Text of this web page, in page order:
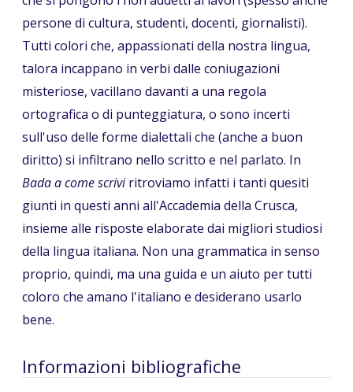
persone di cultura, studenti, docenti, giornalisti).
Tutti colori che, appassionati della nostra lingua,
talora incappano in verbi dalle coniugazioni
misteriose, vacillano davanti a una regola
ortografica o di punteggiatura, o sono incerti
sull'uso delle forme dialettali che (anche a buon
diritto) si infiltrano nello scritto e nel parlato. In
Bada a come scriviritroviamo infatti i tanti quesiti
giunti in questi anni all'Accademia della Crusca,
insieme alle risposte elaborate dai migliori studiosi
della lingua italiana. Non una grammatica in senso
proprio, quindi, ma una guida e un aiuto per tutti
coloro che amano l'italiano e desiderano usarlo
bene.
Informazioni bibliografiche